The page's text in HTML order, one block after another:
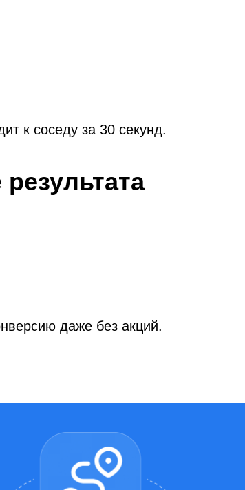
к соседу за 30 секунд.
даже без акций.